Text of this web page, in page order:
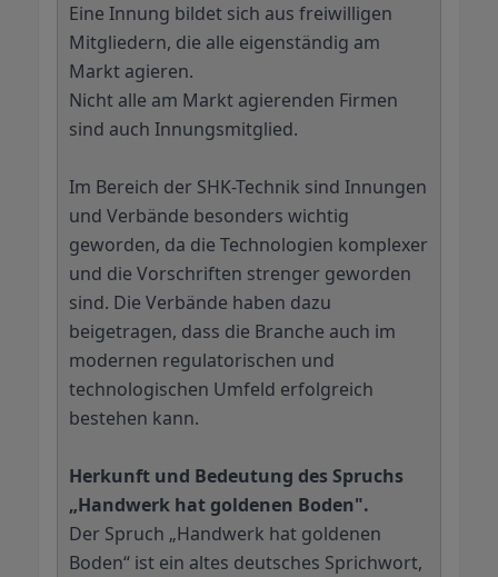
Eine Innung bildet sich aus freiwilligen
Mitgliedern, die alle eigenständig am
Markt agieren.
Nicht alle am Markt agierenden Firmen
sind auch Innungsmitglied.
Im Bereich der SHK-Technik sind Innungen
und Verbände besonders wichtig
geworden, da die Technologien komplexer
und die Vorschriften strenger geworden
sind. Die Verbände haben dazu
beigetragen, dass die Branche auch im
modernen regulatorischen und
technologischen Umfeld erfolgreich
bestehen kann.
Herkunft und Bedeutung des Spruchs
„Handwerk hat goldenen Boden".
Der Spruch „Handwerk hat goldenen
Boden“ ist ein altes deutsches Sprichwort,